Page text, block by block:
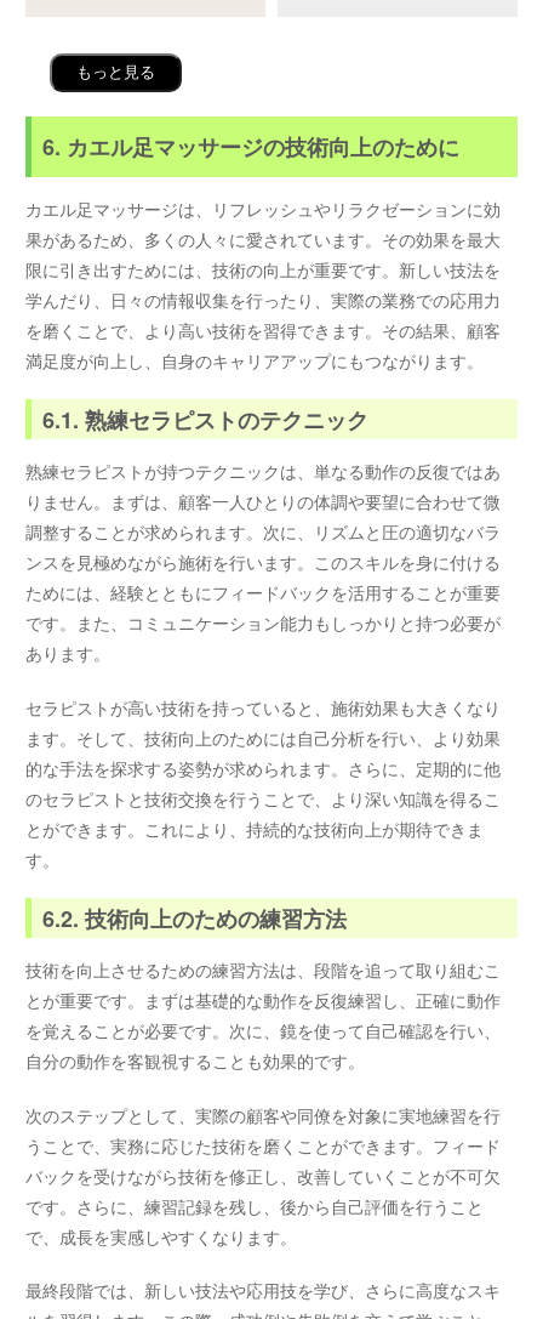
もっと見る
6. カエル足マッサージの技術向上のために
カエル足マッサージは、リフレッシュやリラクゼーションに効
果があるため、多くの人々に愛されています。その効果を最大
限に引き出すためには、技術の向上が重要です。新しい技法を
学んだり、日々の情報収集を行ったり、実際の業務での応用力
を磨くことで、より高い技術を習得できます。その結果、顧客
満足度が向上し、自身のキャリアアップにもつながります。
6.1. 熟練セラピストのテクニック
熟練セラピストが持つテクニックは、単なる動作の反復ではあ
りません。まずは、顧客一人ひとりの体調や要望に合わせて微
調整することが求められます。次に、リズムと圧の適切なバラ
ンスを見極めながら施術を行います。このスキルを身に付ける
ためには、経験とともにフィードバックを活用することが重要
です。また、コミュニケーション能力もしっかりと持つ必要が
あります。
セラピストが高い技術を持っていると、施術効果も大きくなり
ます。そして、技術向上のためには自己分析を行い、より効果
的な手法を探求する姿勢が求められます。さらに、定期的に他
のセラピストと技術交換を行うことで、より深い知識を得るこ
とができます。これにより、持続的な技術向上が期待できま
す。
6.2. 技術向上のための練習方法
技術を向上させるための練習方法は、段階を追って取り組むこ
とが重要です。まずは基礎的な動作を反復練習し、正確に動作
を覚えることが必要です。次に、鏡を使って自己確認を行い、
自分の動作を客観視することも効果的です。
次のステップとして、実際の顧客や同僚を対象に実地練習を行
うことで、実務に応じた技術を磨くことができます。フィード
バックを受けながら技術を修正し、改善していくことが不可欠
です。さらに、練習記録を残し、後から自己評価を行うこと
で、成長を実感しやすくなります。
最終段階では、新しい技法や応用技を学び、さらに高度なスキ